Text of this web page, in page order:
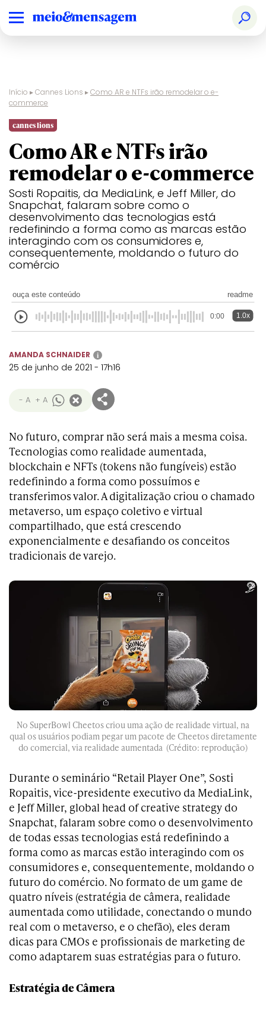
Audio & Radio
Brand
Experience &
Creative B2B
Creative Brand
Creative
Business
Transformation
Creative
Commerce
Creative Data
Creative
Effectiveness
Digital Craft
Direct
Entertainment
Entertainment
for Gaming
for Music
Entertainment
for Sport
Film
Health &
Wellness
Industry
Craft
Innovation
Luxury
Outdoor
Creator
Sustainable
Development
Titanium
Ranking
Nacional
Prêmios
Especiais
Audio & Radio
Brand
Experience &
Activation
Creative B2B
Creative Brand
Creative
Business
Transformation
Creative
Commerce
Creative
Strategy
Design
Digital Craft
Direct
Entertainment
for Gaming
Entertainment
for Music
for Sport
Film Craft
Glass
Health &
Wellness
Industry
Craft
Luxury
Print &
Publishing
Creator
Sustainable
Development
Início ▸Cannes Lions ▸Como AR e NTFs irão remodelar o e-
commerce
cannes lions
Como AR e NTFs irão
remodelar o e-commerce
Sosti Ropaitis, da MediaLink, e Jeff Miller, do
Snapchat, falaram sobre como o
desenvolvimento das tecnologias está
redefinindo a forma como as marcas estão
interagindo com os consumidores e,
consequentemente, moldando o futuro do
comércio
ouça este conteúdo readme
0:00 1.0x
AMANDA SCHNAIDER i
25 de junho de 2021 - 17h16
- A + A
No futuro, comprar não será mais a mesma coisa.
Tecnologias como realidade aumentada,
blockchain e NFTs (tokens não fungíveis) estão
redefinindo a forma como possuímos e
transferimos valor. A digitalização criou o chamado
metaverso, um espaço coletivo e virtual
compartilhado, que está crescendo
exponencialmente e desafiando os conceitos
tradicionais de varejo.
No SuperBowl Cheetos criou uma ação de realidade virtual, na
qual os usuários podiam pegar um pacote de Cheetos diretamente
do comercial, via realidade aumentada (Crédito: reprodução)
Durante o seminário “Retail Player One”, Sosti
Ropaitis, vice-presidente executivo da MediaLink,
e Jeff Miller, global head of creative strategy do
Snapchat, falaram sobre como o desenvolvimento
de todas essas tecnologias está redefinindo a
forma como as marcas estão interagindo com os
consumidores e, consequentemente, moldando o
futuro do comércio. No formato de um game de
quatro níveis (estratégia de câmera, realidade
aumentada como utilidade, conectando o mundo
real com o metaverso, e o chefão), eles deram
dicas para CMOs e profissionais de marketing de
como adaptarem suas estratégias para o futuro.
Estratégia de Câmera